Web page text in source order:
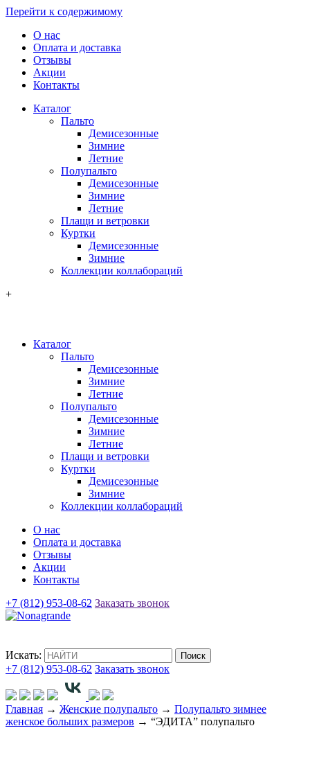
Перейти к содержимому
О нас
Оплата и доставка
Отзывы
Акции
Контакты
Каталог
Пальто
Демисезонные
Зимние
Летние
Полупальто
Демисезонные
Зимние
Летние
Плащи и ветровки
Куртки
Демисезонные
Зимние
Коллекции коллабораций
+
Каталог
Пальто
Демисезонные
Зимние
Летние
Полупальто
Демисезонные
Зимние
Летние
Плащи и ветровки
Куртки
Демисезонные
Зимние
Коллекции коллабораций
О нас
Оплата и доставка
Отзывы
Акции
Контакты
+7 (812) 953-08-62 Заказать звонок
Искать: Поиск
+7 (812) 953-08-62 Заказать звонок
Главная → Женские полупальто → Полупальто зимнее
женское больших размеров → “ЭДИТА” полупальто